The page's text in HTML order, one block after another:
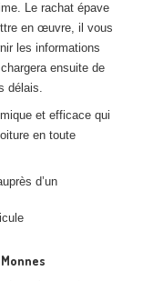
destruction
destruction
Le rachat épave
en œuvre, il vous
les informations
ensuite de
délais.
et efficace qui
en toute
d’un